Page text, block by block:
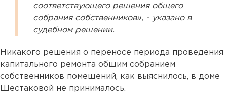
соответствующего решения общего
собрания собственников», - указано в
судебном решении.
Никакого решения о переносе периода проведения
капитального ремонта общим собранием
собственников помещений, как выяснилось, в доме
Шестаковой не принималось.